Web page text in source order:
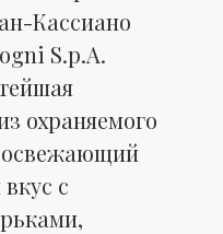
Кассиано
S.p.A.
охраняемого
освежающий
с